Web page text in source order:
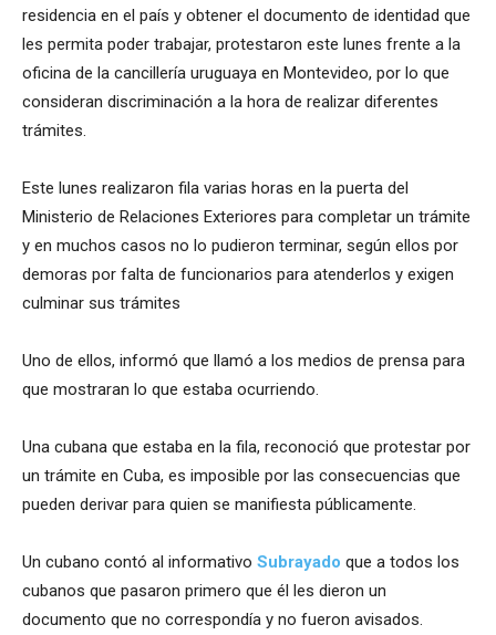
residencia en el país y obtener el documento de identidad que
les permita poder trabajar, protestaron este lunes frente a la
oficina de la cancillería uruguaya en Montevideo, por lo que
consideran discriminación a la hora de realizar diferentes
trámites.
Este lunes realizaron fila varias horas en la puerta del
Ministerio de Relaciones Exteriores para completar un trámite
y en muchos casos no lo pudieron terminar, según ellos por
demoras por falta de funcionarios para atenderlos y exigen
culminar sus trámites
Uno de ellos, informó que llamó a los medios de prensa para
que mostraran lo que estaba ocurriendo.
Una cubana que estaba en la fila, reconoció que protestar por
un trámite en Cuba, es imposible por las consecuencias que
pueden derivar para quien se manifiesta públicamente.
Un cubano contó al informativo Subrayado que a todos los
cubanos que pasaron primero que él les dieron un
documento que no correspondía y no fueron avisados.